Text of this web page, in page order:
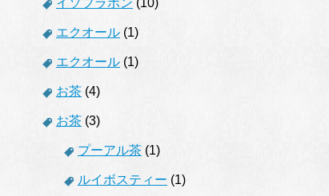
イソフラボン (10)
エクオール (1)
エクオール (1)
お茶 (4)
お茶 (3)
プーアル茶 (1)
ルイボスティー (1)